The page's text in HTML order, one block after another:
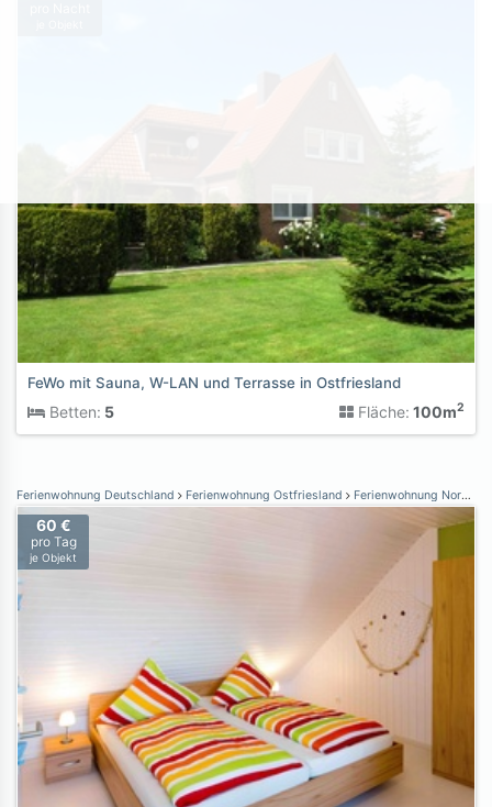
FeWo mit Sauna, W-LAN und Terrasse in Ostfriesland
Betten: 5 Fläche: 100m2
Ferienwohnung Deutschland Ferienwohnung Ostfriesland Ferienwohnung Norden Norddeich
60 €
pro Tag
je Objekt